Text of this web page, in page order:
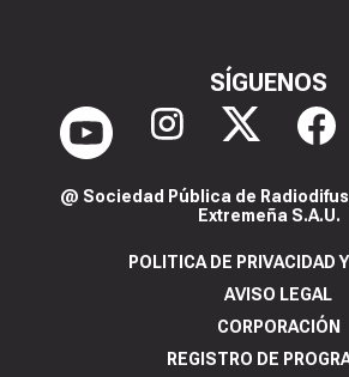
SÍGUENOS
@ Sociedad Pública de
Extremeña S.A.U.
POLITICA DE PRIVACIDAD
AVISO LEGAL
CORPORACIÓN
REGISTRO DE